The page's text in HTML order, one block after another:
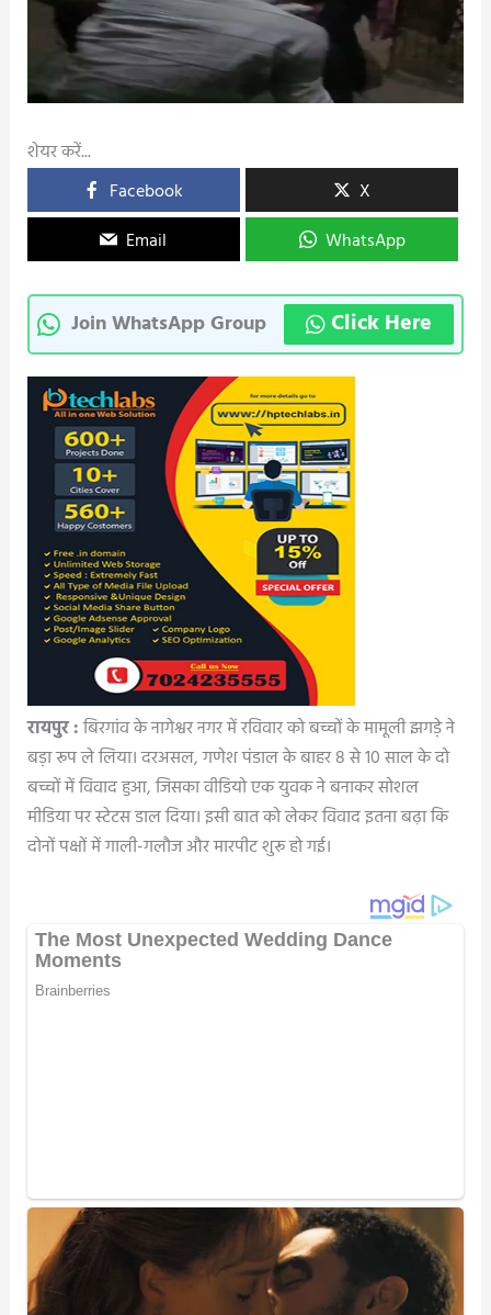
शेयर करें...
Facebook
X
Email
WhatsApp
Join WhatsApp Group Click Here
रायपुर :बिरगांव के नागेश्वर नगर में रविवार को बच्चों के मामूली झगड़े ने
बड़ा रूप ले लिया। दरअसल, गणेश पंडाल के बाहर 8 से 10 साल के दो
बच्चों में विवाद हुआ, जिसका वीडियो एक युवक ने बनाकर सोशल
मीडिया पर स्टेटस डाल दिया। इसी बात को लेकर विवाद इतना बढ़ा कि
दोनों पक्षों में गाली-गलौज और मारपीट शुरू हो गई।